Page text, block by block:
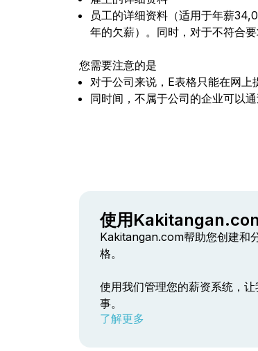
员工的详细资料（适用于年薪
年的欠薪）。同时，对于不符合
您需要注意的是
对于公司来说，E表格只能在网上
同时间，不属于公司的企业可以
使用
Kakitangan.com帮助您创建和
格。
使用我们管理您的薪资系统，
事。
了解更多